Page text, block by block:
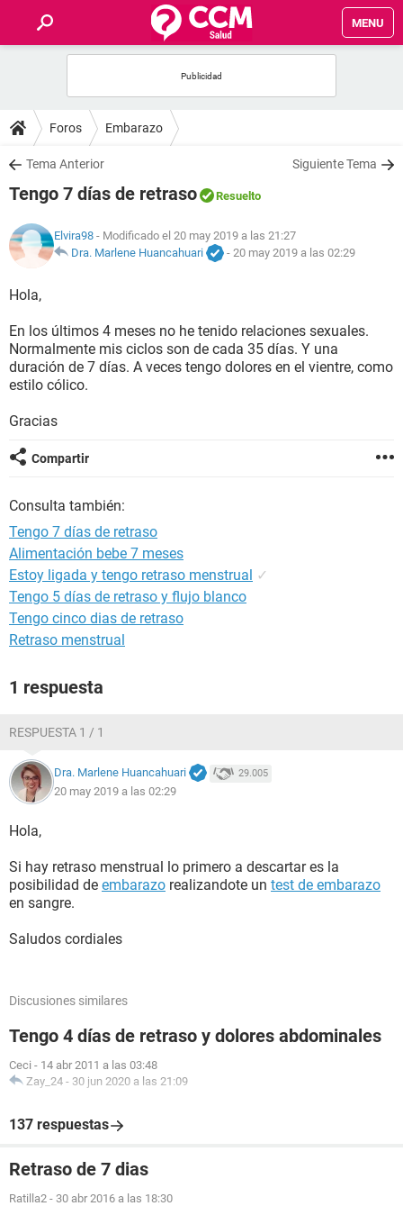
MENU
FOROS
SALUD
FAMILIA
NUTRICIÓN
BIENESTAR
SEXUALIDAD
GLOSARIO
Foros Embarazo
Tema Anterior Siguiente Tema
Tengo 7 días de retraso Resuelto
Elvira98 - Modificado el 20 may 2019 a las 21:27
Dra. Marlene Huancahuari
- 20 may 2019 a las 02:29
Hola,
En los últimos 4 meses no he tenido relaciones sexuales.
Normalmente mis ciclos son de cada 35 días. Y una
duración de 7 días. A veces tengo dolores en el vientre, como
estilo cólico.
Gracias
Compartir
Consulta también:
Tengo 7 días de retraso
Alimentación bebe 7 meses
Estoy ligada y tengo retraso menstrual ✓
Tengo 5 días de retraso y flujo blanco
Tengo cinco dias de retraso
Retraso menstrual
1 respuesta
RESPUESTA 1 / 1
Dra. Marlene Huancahuari 29.005
20 may 2019 a las 02:29
Hola,
Si hay retraso menstrual lo primero a descartar es la
posibilidad de embarazo realizandote un test de embarazo
en sangre.
Saludos cordiales
Discusiones similares
Tengo 4 días de retraso y dolores abdominales
Ceci - 14 abr 2011 a las 03:48
Zay_24 - 30 jun 2020 a las 21:09
137 respuestas
Retraso de 7 dias
Ratilla2 - 30 abr 2016 a las 18:30